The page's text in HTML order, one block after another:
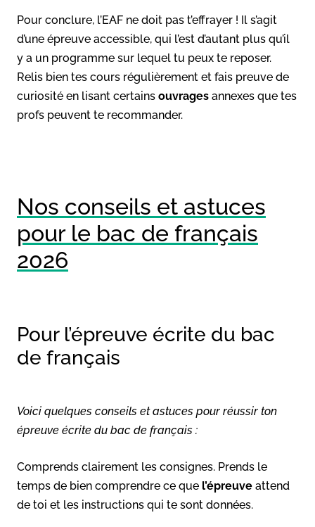
Pour conclure, l’EAF ne doit pas t’effrayer ! Il s’agit
d’une épreuve accessible, qui l’est d’autant plus qu’il
y a un programme sur lequel tu peux te reposer.
Relis bien tes cours régulièrement et fais preuve de
curiosité en lisant certains ouvrages annexes que tes
profs peuvent te recommander.
Nos conseils et astuces
pour le bac de français
2026
Pour l’épreuve écrite du bac
de français
Voici quelques conseils et astuces pour réussir ton
épreuve écrite du bac de français :
Comprends clairement les consignes. Prends le
temps de bien comprendre ce que l’épreuve attend
de toi et les instructions qui te sont données.